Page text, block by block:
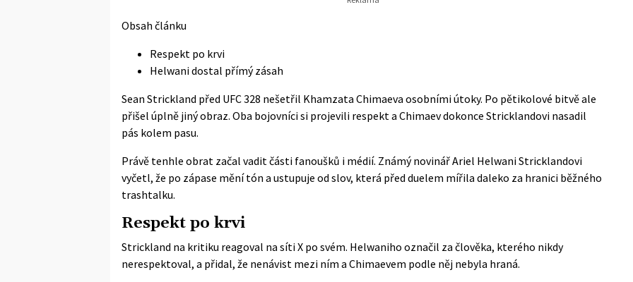
Obsah článku
Respekt po krvi
Helwani dostal přímý zásah
Sean Strickland před UFC 328 nešetřil Khamzata Chimaeva osobními útoky. Po pětikolové bitvě ale
přišel úplně jiný obraz. Oba bojovníci si projevili respekt a Chimaev dokonce Stricklandovi nasadil
pás kolem pasu.
Právě tenhle obrat začal vadit části fanoušků i médií. Známý novinář Ariel Helwani Stricklandovi
vyčetl, že po zápase mění tón a ustupuje od slov, která před duelem mířila daleko za hranici běžného
trashtalku.
Respekt po krvi
Strickland na kritiku reagoval na síti X po svém. Helwaniho označil za člověka, kterého nikdy
nerespektoval, a přidal, že nenávist mezi ním a Chimaevem podle něj nebyla hraná.